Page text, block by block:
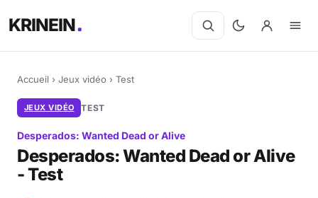
KRINEIN
Accueil › Jeux vidéo › Test
JEUX VIDÉO TEST
Desperados: Wanted Dead or Alive
Desperados: Wanted Dead or Alive
- Test